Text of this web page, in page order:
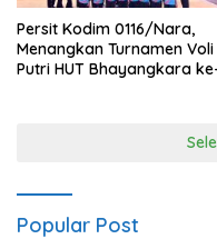
Persit Kodim 0116/Nara,
Menangkan Turnamen Voli
Putri HUT Bhayangkara
Popular Post